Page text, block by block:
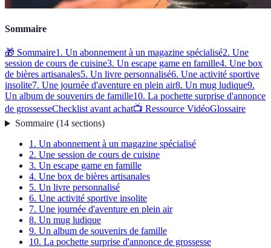
Sommaire
🎁 Sommaire1. Un abonnement à un magazine spécialisé2. Une
session de cours de cuisine3. Un escape game en famille4. Une box
de bières artisanales5. Un livre personnalisé6. Une activité sportive
insolite7. Une journée d'aventure en plein air8. Un mug ludique9.
Un album de souvenirs de famille10. La pochette surprise d'annonce
de grossesseChecklist avant achat📺 Ressource VidéoGlossaire
Sommaire(14 sections)
1. Un abonnement à un magazine spécialisé
2. Une session de cours de cuisine
3. Un escape game en famille
4. Une box de bières artisanales
5. Un livre personnalisé
6. Une activité sportive insolite
7. Une journée d'aventure en plein air
8. Un mug ludique
9. Un album de souvenirs de famille
10. La pochette surprise d'annonce de grossesse